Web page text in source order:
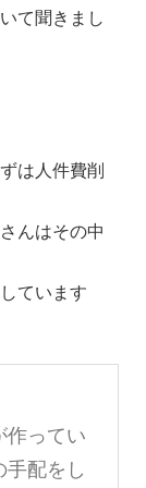
て聞きまし
は人件費削
んはその中
ています
作ってい
配をし